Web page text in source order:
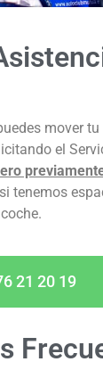
mover
el
tenemos
21 20 19